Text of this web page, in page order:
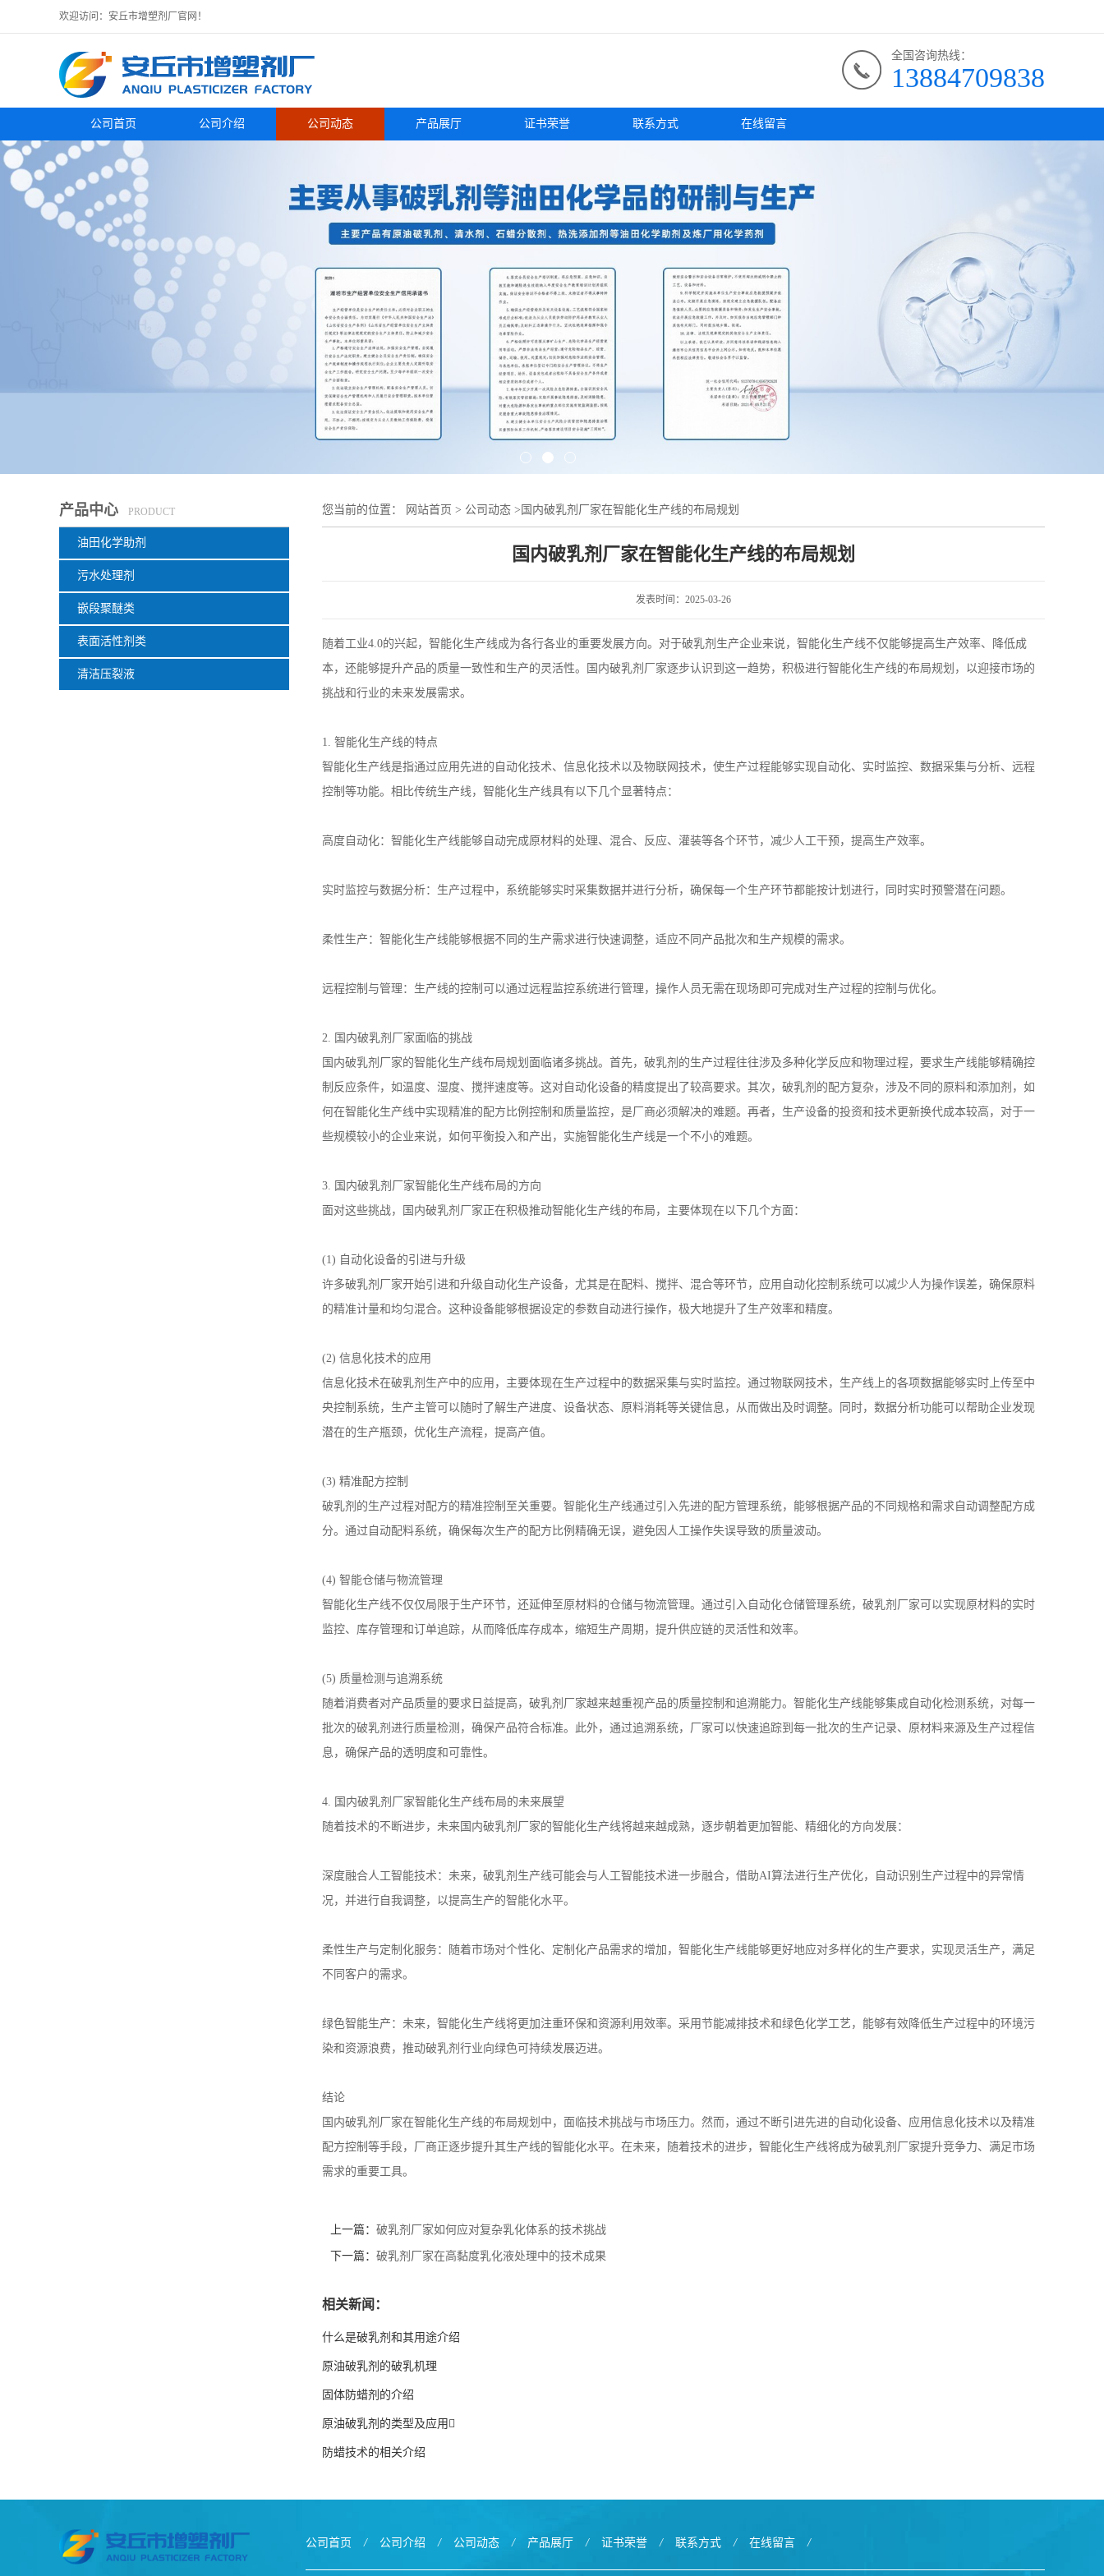
欢迎访问：安丘市增塑剂厂官网！
全国咨询热线：
13884709838
公司首页 公司介绍 公司动态 产品展厅 证书荣誉 联系方式 在线留言
产品中心 PRODUCT
油田化学助剂
污水处理剂
嵌段聚醚类
表面活性剂类
清洁压裂液
您当前的位置： 网站首页 > 公司动态 > 国内破乳剂厂家在智能化生产线的布局规划
国内破乳剂厂家在智能化生产线的布局规划
发表时间：2025-03-26
随着工业4.0的兴起，智能化生产线成为各行各业的重要发展方向。对于破乳剂生产企业来说，智能化生产线不仅能够提高生产效率、降低成
本，还能够提升产品的质量一致性和生产的灵活性。国内破乳剂厂家逐步认识到这一趋势，积极进行智能化生产线的布局规划，以迎接市场的
挑战和行业的未来发展需求。
1. 智能化生产线的特点
智能化生产线是指通过应用先进的自动化技术、信息化技术以及物联网技术，使生产过程能够实现自动化、实时监控、数据采集与分析、远程
控制等功能。相比传统生产线，智能化生产线具有以下几个显著特点：
高度自动化：智能化生产线能够自动完成原材料的处理、混合、反应、灌装等各个环节，减少人工干预，提高生产效率。
实时监控与数据分析：生产过程中，系统能够实时采集数据并进行分析，确保每一个生产环节都能按计划进行，同时实时预警潜在问题。
柔性生产：智能化生产线能够根据不同的生产需求进行快速调整，适应不同产品批次和生产规模的需求。
远程控制与管理：生产线的控制可以通过远程监控系统进行管理，操作人员无需在现场即可完成对生产过程的控制与优化。
2. 国内破乳剂厂家面临的挑战
国内破乳剂厂家的智能化生产线布局规划面临诸多挑战。首先，破乳剂的生产过程往往涉及多种化学反应和物理过程，要求生产线能够精确控
制反应条件，如温度、湿度、搅拌速度等。这对自动化设备的精度提出了较高要求。其次，破乳剂的配方复杂，涉及不同的原料和添加剂，如
何在智能化生产线中实现精准的配方比例控制和质量监控，是厂商必须解决的难题。再者，生产设备的投资和技术更新换代成本较高，对于一
些规模较小的企业来说，如何平衡投入和产出，实施智能化生产线是一个不小的难题。
3. 国内破乳剂厂家智能化生产线布局的方向
面对这些挑战，国内破乳剂厂家正在积极推动智能化生产线的布局，主要体现在以下几个方面：
(1) 自动化设备的引进与升级
许多破乳剂厂家开始引进和升级自动化生产设备，尤其是在配料、搅拌、混合等环节，应用自动化控制系统可以减少人为操作误差，确保原料
的精准计量和均匀混合。这种设备能够根据设定的参数自动进行操作，极大地提升了生产效率和精度。
(2) 信息化技术的应用
信息化技术在破乳剂生产中的应用，主要体现在生产过程中的数据采集与实时监控。通过物联网技术，生产线上的各项数据能够实时上传至中
央控制系统，生产主管可以随时了解生产进度、设备状态、原料消耗等关键信息，从而做出及时调整。同时，数据分析功能可以帮助企业发现
潜在的生产瓶颈，优化生产流程，提高产值。
(3) 精准配方控制
破乳剂的生产过程对配方的精准控制至关重要。智能化生产线通过引入先进的配方管理系统，能够根据产品的不同规格和需求自动调整配方成
分。通过自动配料系统，确保每次生产的配方比例精确无误，避免因人工操作失误导致的质量波动。
(4) 智能仓储与物流管理
智能化生产线不仅仅局限于生产环节，还延伸至原材料的仓储与物流管理。通过引入自动化仓储管理系统，破乳剂厂家可以实现原材料的实时
监控、库存管理和订单追踪，从而降低库存成本，缩短生产周期，提升供应链的灵活性和效率。
(5) 质量检测与追溯系统
随着消费者对产品质量的要求日益提高，破乳剂厂家越来越重视产品的质量控制和追溯能力。智能化生产线能够集成自动化检测系统，对每一
批次的破乳剂进行质量检测，确保产品符合标准。此外，通过追溯系统，厂家可以快速追踪到每一批次的生产记录、原材料来源及生产过程信
息，确保产品的透明度和可靠性。
4. 国内破乳剂厂家智能化生产线布局的未来展望
随着技术的不断进步，未来国内破乳剂厂家的智能化生产线将越来越成熟，逐步朝着更加智能、精细化的方向发展：
深度融合人工智能技术：未来，破乳剂生产线可能会与人工智能技术进一步融合，借助AI算法进行生产优化，自动识别生产过程中的异常情
况，并进行自我调整，以提高生产的智能化水平。
柔性生产与定制化服务：随着市场对个性化、定制化产品需求的增加，智能化生产线能够更好地应对多样化的生产要求，实现灵活生产，满足
不同客户的需求。
绿色智能生产：未来，智能化生产线将更加注重环保和资源利用效率。采用节能减排技术和绿色化学工艺，能够有效降低生产过程中的环境污
染和资源浪费，推动破乳剂行业向绿色可持续发展迈进。
结论
国内破乳剂厂家在智能化生产线的布局规划中，面临技术挑战与市场压力。然而，通过不断引进先进的自动化设备、应用信息化技术以及精准
配方控制等手段，厂商正逐步提升其生产线的智能化水平。在未来，随着技术的进步，智能化生产线将成为破乳剂厂家提升竞争力、满足市场
需求的重要工具。
上一篇： 破乳剂厂家如何应对复杂乳化体系的技术挑战
下一篇： 破乳剂厂家在高黏度乳化液处理中的技术成果
相关新闻：
什么是破乳剂和其用途介绍
原油破乳剂的破乳机理
固体防蜡剂的介绍
原油破乳剂的类型及应用
防蜡技术的相关介绍
公司首页 / 公司介绍 / 公司动态 / 产品展厅 / 证书荣誉 / 联系方式 / 在线留言 /